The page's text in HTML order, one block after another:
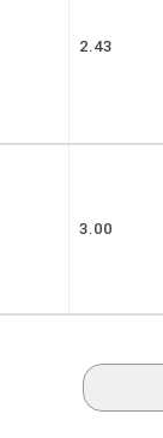
2.43
3.00